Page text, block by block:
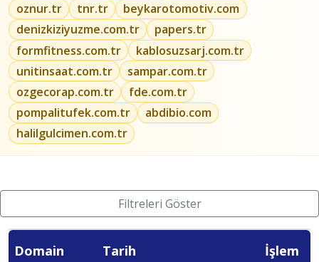
oznur.tr
tnr.tr
beykarotomotiv.com
denizkiziyuzme.com.tr
papers.tr
formfitness.com.tr
kablosuzsarj.com.tr
unitinsaat.com.tr
sampar.com.tr
ozgecorap.com.tr
fde.com.tr
pompalitufek.com.tr
abdibio.com
halilgulcimen.com.tr
Filtreleri Göster
Domain Tarih İşlem